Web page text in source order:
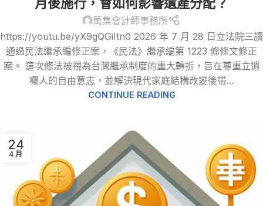
月後施行，會如何影響遺產分配？
萬集會計師事務所
https://youtu.be/yX9gQGiItn0 2026 年 7 月 28 日立法院三讀
通過民法繼承編修正案，《民法》繼承編第 1223 條條文修正
案。 這次修法被視為台灣繼承制度的重大轉折，旨在尊重立遺
囑人的自由意志，並解決現代家庭結構改變後帶...
CONTINUE READING
24
4 月